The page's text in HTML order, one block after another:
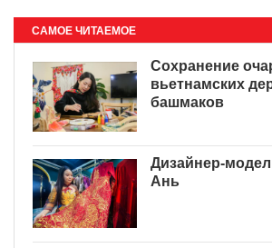
САМОЕ ЧИТАЕМОЕ
Сохранение
вьетнамских
башмаков
Дизайнер-
Ань